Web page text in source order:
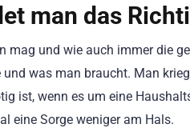
man das
mag und wie auch immer die
was man braucht. Man
ist, wenn es um eine
eine Sorge weniger am Hals.